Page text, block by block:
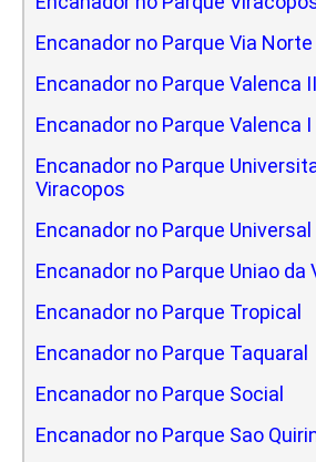
Encanador no Parque Via Norte
Encanador no Parque Valenca II
Encanador no Parque Valenca I
Encanador no Parque
Viracopos
Encanador no Parque Universal
Encanador no Parque Uniao da
Encanador no Parque Tropical
Encanador no Parque Taquaral
Encanador no Parque Social
Encanador no Parque Sao